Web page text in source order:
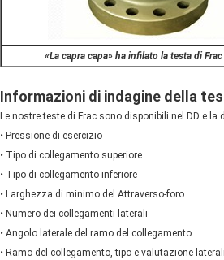
«La capra capa» ha infilato la testa di
Informazioni di indagine della
Le nostre teste di Frac sono disponibili nel DD e
• Pressione di esercizio
• Tipo di collegamento superiore
• Tipo di collegamento inferiore
• Larghezza di minimo del Attraverso-foro
• Numero dei collegamenti laterali
• Angolo laterale del ramo del collegamento
• Ramo del collegamento, tipo e valutazione